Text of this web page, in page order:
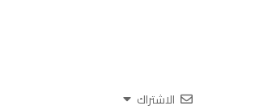
الاشتراك